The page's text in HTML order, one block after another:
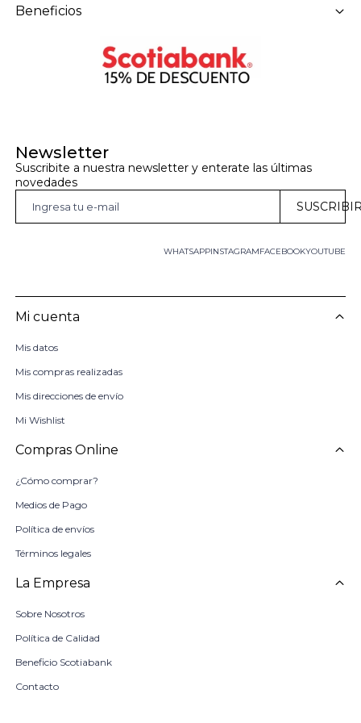
Newsletter
Suscribite a nuestra newsletter y enterate las últimas
novedades
WHATSAPP FACEBOOKYOUTUBE
INSTAGRAM
Mi cuenta
Mis datos
Mis compras realizadas
Mis direcciones de envío
Mi Wishlist
Compras Online
¿Cómo comprar?
Medios de Pago
Política de envíos
Términos legales
La Empresa
Sobre Nosotros
Política de Calidad
Beneficio Scotiabank
Contacto
Beneficios